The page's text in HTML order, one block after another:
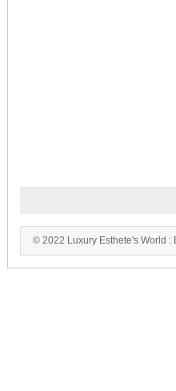
© 2022 Luxury Esthete's World :